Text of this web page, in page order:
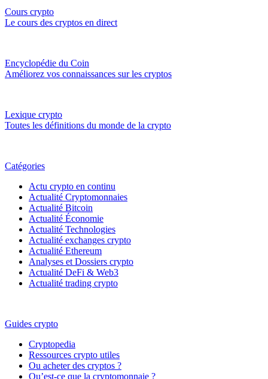
Cours crypto
Le cours des cryptos en direct
Encyclopédie du Coin
Améliorez vos connaissances sur les cryptos
Lexique crypto
Toutes les définitions du monde de la crypto
Catégories
Actu crypto en continu
Actualité Cryptomonnaies
Actualité Bitcoin
Actualité Économie
Actualité Technologies
Actualité exchanges crypto
Actualité Ethereum
Analyses et Dossiers crypto
Actualité DeFi & Web3
Actualité trading crypto
Guides crypto
Cryptopedia
Ressources crypto utiles
Ou acheter des cryptos ?
Qu’est-ce que la cryptomonnaie ?